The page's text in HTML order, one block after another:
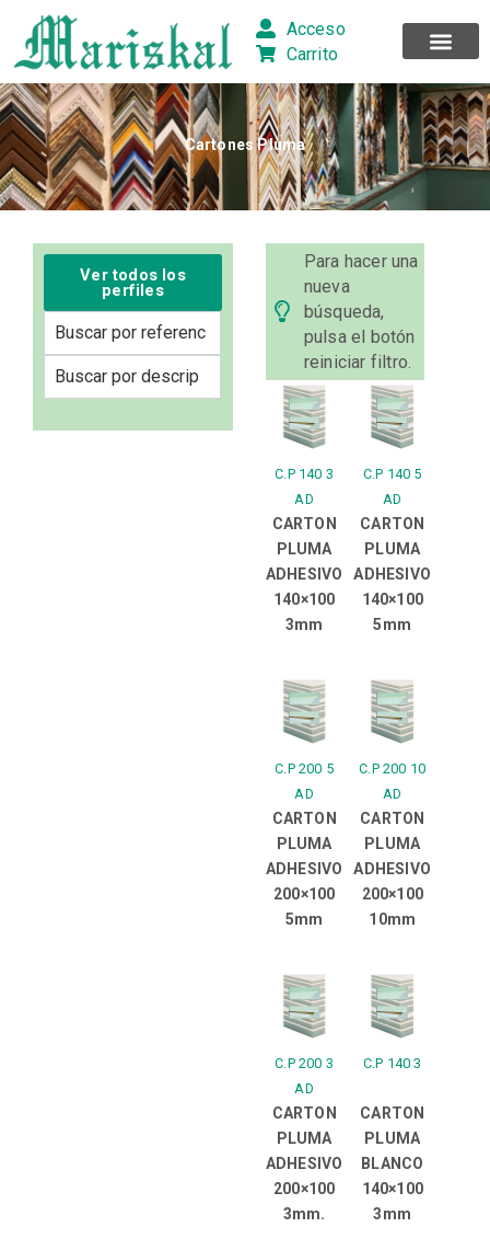
contenido
Acceso
Carrito
Cartones Pluma
Ver todos los
perfiles
Para hacer una
nueva
búsqueda,
pulsa el botón
reiniciar filtro.
C.P 140 3
AD
CARTON
PLUMA
ADHESIVO
140×100
3mm
C.P 140 5
AD
CARTON
PLUMA
ADHESIVO
140×100
5mm
C.P 200 5
AD
CARTON
PLUMA
ADHESIVO
200×100
5mm
C.P 200 10
AD
CARTON
PLUMA
ADHESIVO
200×100
10mm
C.P 200 3
AD
CARTON
PLUMA
ADHESIVO
200×100
3mm.
C.P 140 3
CARTON
PLUMA
BLANCO
140×100
3mm